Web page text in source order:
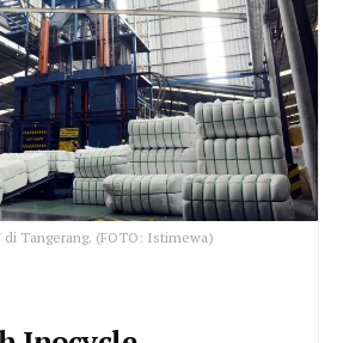
di Tangerang. (FOTO: Istimewa)